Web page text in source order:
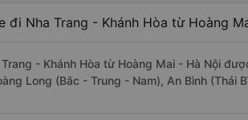
đi Nha Trang - Khánh Hòa từ Hoàng
Trang - Khánh Hòa từ Hoàng Mai - Hà Nội
Long (Bắc - Trung - Nam), An Bình (Thái